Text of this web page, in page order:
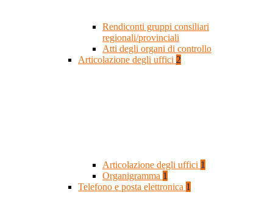
Rendiconti gruppi consiliari
regionali/provinciali
Atti degli organi di controllo
Articolazione degli uffici 2
Articolazione degli uffici 1
Organigramma 1
Telefono e posta elettronica 1